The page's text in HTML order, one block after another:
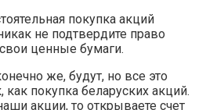
покупка акций
не подтвердите право
ценные бумаги.
же, будут, но все это
как покупка беларуских акций.
акции, то открываете счет